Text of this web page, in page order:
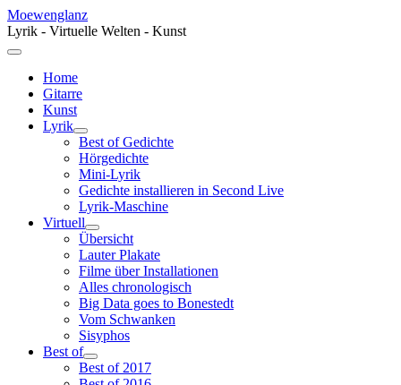
Moewenglanz
Lyrik - Virtuelle Welten - Kunst
Home
Gitarre
Kunst
Lyrik
Best of Gedichte
Hörgedichte
Mini-Lyrik
Gedichte installieren in Second Live
Lyrik-Maschine
Virtuell
Übersicht
Lauter Plakate
Filme über Installationen
Alles chronologisch
Big Data goes to Bonestedt
Vom Schwanken
Sisyphos
Best of
Best of 2017